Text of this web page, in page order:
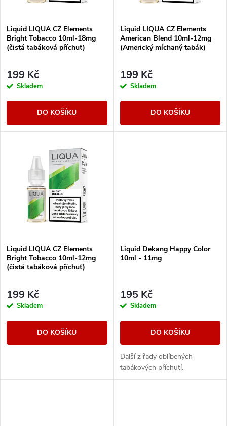
p
r
o
u
s
p
r
o
d
Liquid LIQUA CZ Elements
Bright Tobacco 10ml-18mg
(čistá tabáková příchuť)
199 Kč
Skladem
DO KOŠÍKU
Liquid LIQUA CZ Elements
American Blend 10ml-12mg
(Americký míchaný tabák)
199 Kč
Skladem
DO KOŠÍKU
Liquid LIQUA CZ Elements
Bright Tobacco 10ml-12mg
(čistá tabáková příchuť)
199 Kč
Skladem
DO KOŠÍKU
Liquid Dekang Happy Color
10ml - 11mg
195 Kč
Skladem
DO KOŠÍKU
Další z řady oblíbených
tabákových příchutí.